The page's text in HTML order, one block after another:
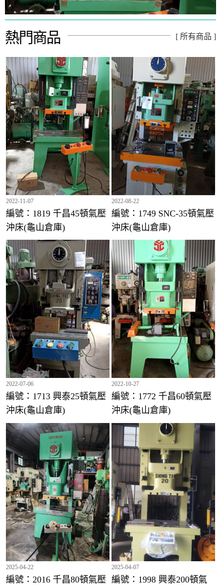
編號：1772 千昌60頓氣壓沖床(龜山倉庫)
編號：1819 千昌45頓氣壓沖床(龜山倉庫)
編號：1819 千昌45頓氣壓沖床(龜山倉庫)
編號：1749 SNC-35頓氣壓沖床(龜山倉庫)
熱門商品 [ 所有商品 ]
2022-11-07
編號：1819 千昌45頓氣壓
沖床(龜山倉庫)
2022-08-22
編號：1749 SNC-35頓氣壓
沖床(龜山倉庫)
2022-07-06
編號：1713 興泰25頓氣壓
沖床(龜山倉庫)
2022-10-27
編號：1772 千昌60頓氣壓
沖床(龜山倉庫)
2025-04-22
編號：2016 千昌80頓氣壓
2025-04-07
編號：1998 興泰200頓氣